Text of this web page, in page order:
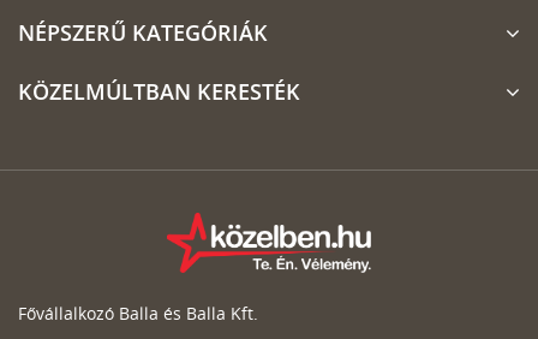
NÉPSZERŰ KATEGÓRIÁK
KÖZELMÚLTBAN KERESTÉK
Fővállalkozó Balla és Balla Kft.